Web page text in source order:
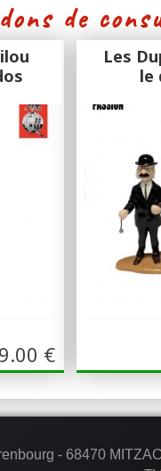
de
du
€
Les
le
Pixi 3ème
- 68470